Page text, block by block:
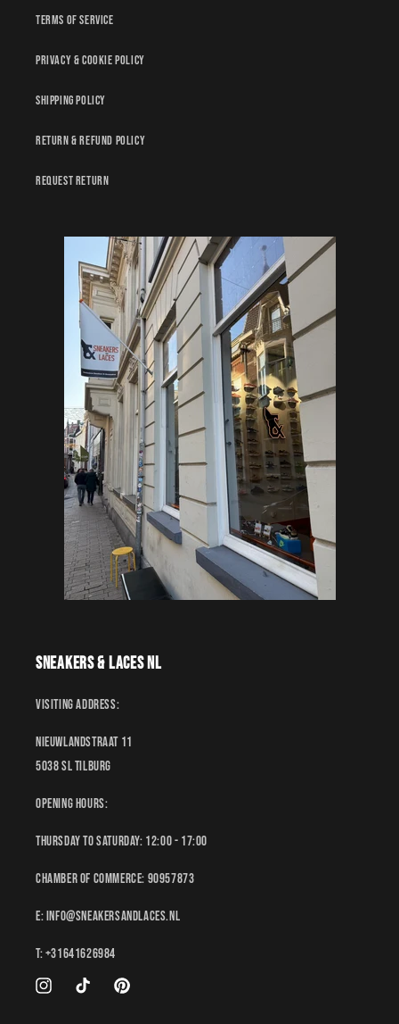
Terms of service
Privacy & Cookie policy
Shipping policy
Return & Refund policy
Request Return
Sneakers & Laces NL
Visiting address:
Nieuwlandstraat 11
5038 SL Tilburg
Opening hours:
Thursday to Saturday: 12:00 - 17:00
Chamber of Commerce: 90957873
E: Info@sneakersandlaces.nl
T: +31641626984
InstagramTikTok Pinterest